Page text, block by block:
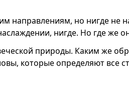
направлениям, но нигде не
нигде. Но где же
природы. Каким же
которые определяют все